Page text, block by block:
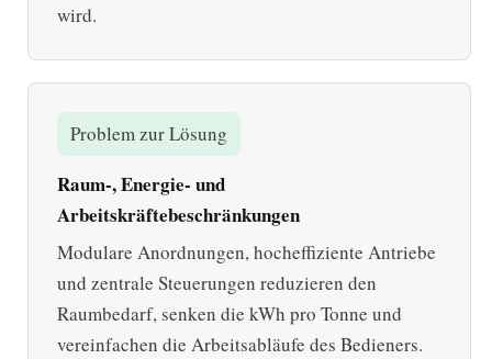
wird.
Problem zur Lösung
Raum-, Energie- und
Arbeitskräftebeschränkungen
Modulare Anordnungen, hocheffiziente Antriebe
und zentrale Steuerungen reduzieren den
Raumbedarf, senken die kWh pro Tonne und
vereinfachen die Arbeitsabläufe des Bedieners.